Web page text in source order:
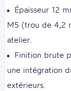
Épaisseur 12
M5 (trou de 4,2
atelier.
Finition brute
une intégration
extérieurs.